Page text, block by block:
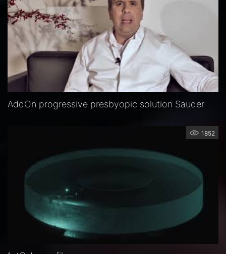
AddOn progressive presbyopic solution Sauder
1852